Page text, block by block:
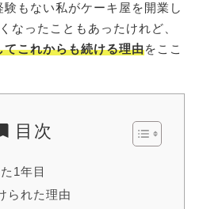
もない私がケーキ屋を開業し
なったこともあったけれど、
これからも続ける理由をここ
目次
1年目
られた理由